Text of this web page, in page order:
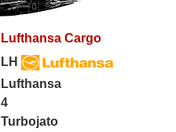
Lufthansa Cargo
LH
Lufthansa
4
Turbojato